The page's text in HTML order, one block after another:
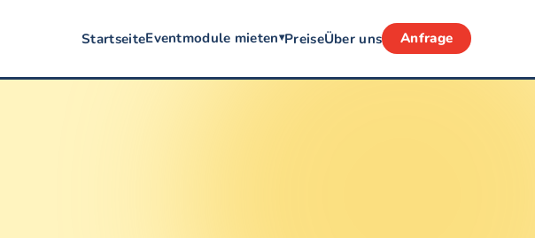
StartseiteEventmodule mieten PreiseÜber uns Anfrage